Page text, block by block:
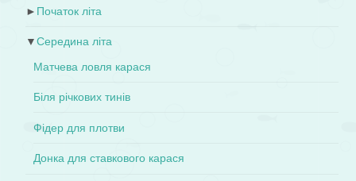
► Початок літа
▼Середина літа
Матчева ловля карася
Біля річкових тинів
Фідер для плотви
Донка для ставкового карася